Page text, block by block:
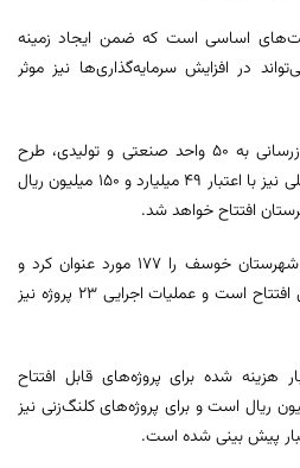
اساسی است که ضمن ایجاد زمینه
در افزایش سرمایه‌گذاری‌ها نیز موثر
فرماندار خوسف اظهار داشت: گازرسانی به ۵۰ واحد صنعتی و تولیدی، طرح
مسکن محرومین و طرح مسکن ملی نیز با اعتبار ۴۹ میلیارد و ۱۵۰ میلیون ریال
افتتاح خواهد شد.
وی مجموع پروژه‌های دهه فجر شهرستان خوسف را ۱۷۷ مورد عنوان کرد و
گفت: از این تعداد ۱۵۴ پروژه قابل افتتاح است و عملیات اجرایی ۲۳ پروژه نیز
هزینه شده برای پروژه‌های قابل افتتاح
۶۸۷ میلیارد و ۸۲۵ میلیون ریال است و برای پروژه‌های کلنگ‌زنی نیز